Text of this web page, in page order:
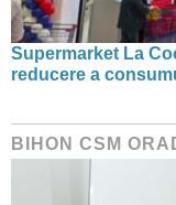
Supermarket La
reducere a
BIHON CSM